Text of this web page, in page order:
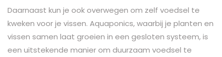
Daarnaast kun je ook overwegen om zelf voedsel te
kweken voor je vissen. Aquaponics, waarbij je planten en
vissen samen laat groeien in een gesloten systeem, is
een uitstekende manier om duurzaam voedsel te